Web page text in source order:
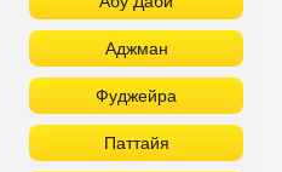
Нячанг
Фукуок
Куба